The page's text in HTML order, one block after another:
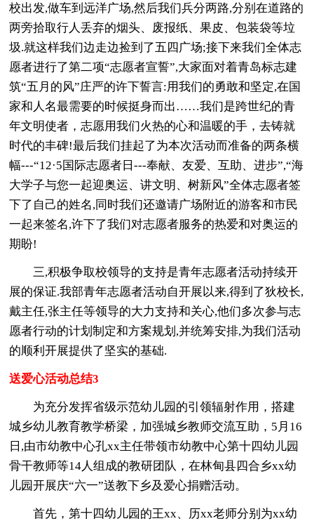
校出发,做车到远洋广场,然后我们兵分两路,分别在道路的
两旁拾取行人丢弃的烟头、废报纸、果皮、包装袋等垃
圾.就这样我们边走边捡到了五四广场;接下来我们全体志
愿者进行了第二项“志愿者宣誓”,大家面对着青岛标志建
筑“五月的风”庄严的许下誓言:用我们的勇敢和坚定,在国
家和人名最需要的时候挺身而出……我们是跨世纪的青
年文明使者，志愿用我们火热的心和温暖的手，去铸就
时代的丰碑!最后我们挂起了为本次活动而准备的两条横
幅---“12·5国际志愿者日---奉献、友爱、互助、进步”,“海
大学子与您一起迎奥运、讲文明、树新风”全体志愿者签
下了自己的姓名,同时我们还邀请广场附近的游客和市民
一起来签名,许下了我们对志愿者服务的热爱和对奥运的
期盼!
三,积极争取校领导的支持是青年志愿者活动持续开
展的保证.我部青年志愿者活动自开展以来,得到了狄校长,
戴主任,张主任等领导的大力支持和关心,他们多次参与志
愿者行动的计划制定和方案规划,并统筹安排,为我们活动
的顺利开展提供了坚实的基础.
送爱心活动总结3
为充分发挥省级示范幼儿园的引领辐射作用，搭建
城乡幼儿教育教学桥梁，加强城乡教师交流互助，5月16
日,由市幼教中心孔xx主任带领市幼教中心第十四幼儿园
骨干教师等14人组成的教研团队，在林甸县四合乡xx幼
儿园开展庆“六一”送教下乡及爱心捐赠活动。
首先，第十四幼儿园的王xx、历xx老师分别为xx幼